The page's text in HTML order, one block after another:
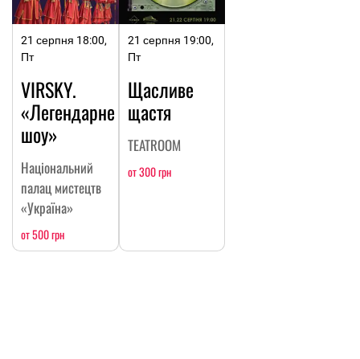
21 серпня 18:00,
Пт
VIRSKY.
«Легендарне
шоу»
Національний
палац мистецтв
«Україна»
от 500 грн
21 серпня 19:00,
Пт
Щасливе
щастя
TEATROOM
от 300 грн